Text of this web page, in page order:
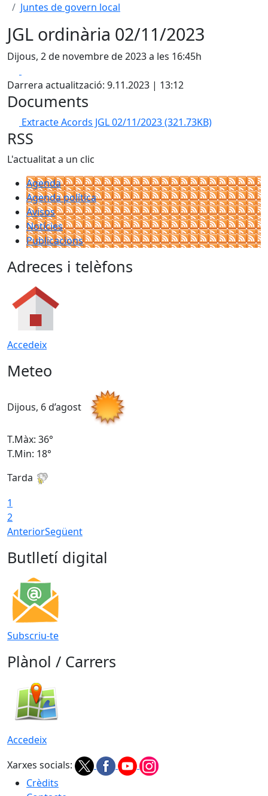
Juntes de govern local
JGL ordinària 02/11/2023
Dijous, 2 de novembre de 2023 a les 16:45h
Darrera actualització: 9.11.2023 | 13:12
Documents
Extracte Acords JGL 02/11/2023(321.73KB)
RSS
L'actualitat a un clic
Agenda
Agenda política
Avisos
Notícies
Publicacions
Adreces i telèfons
Accedeix
Meteo
Dijous, 6 d’agost
T.Màx: 36°
T.Min: 18°
Tarda
1
2
AnteriorSegüent
Butlletí digital
Subscriu-te
Plànol / Carrers
Accedeix
Xarxes socials:
Crèdits